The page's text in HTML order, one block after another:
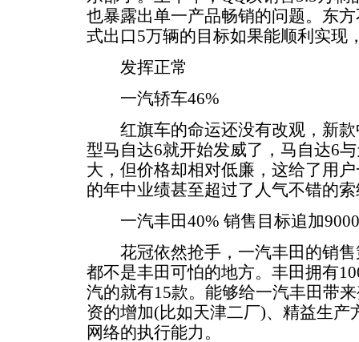
也暴露出单一产品畅销的问题。东
式出口5万辆的目标如果能顺利实现
发挥正常
一汽轿车46%
红旗车的命运还没有改观，新款
型马自达6就开始发威了，马自达6
大，但价格却相对低廉，这给了用
的年中业绩甚至超过了人气不错的
一汽丰田40% 销售目标追加9000
花冠依然抢手，一汽丰田的销售
都不是丰田可怕的地方。丰田拥有
汽的就有15款。能够给一汽丰田带
资的增加(比如天津二厂)、精益生产
网络的执行能力。